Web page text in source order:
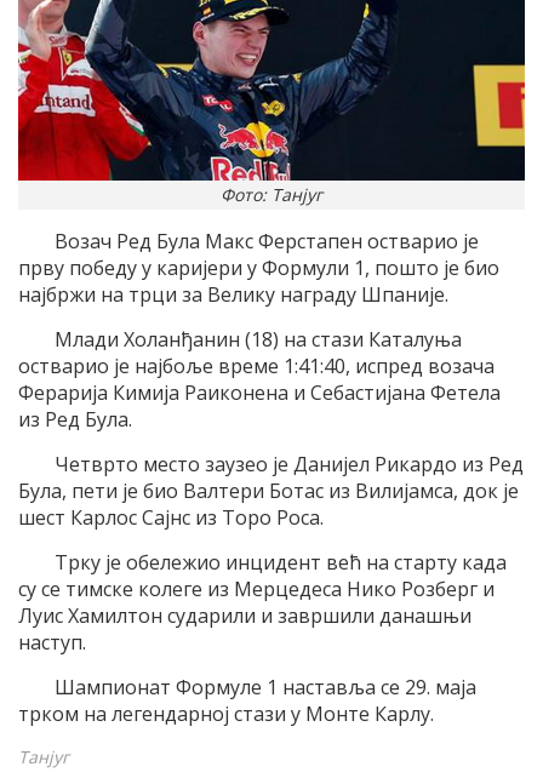
Фото: Танјуг
Возач Ред Була Макс Ферстапен остварио је
прву победу у каријери у Формули 1, пошто је био
најбржи на трци за Велику награду Шпаније.
Млади Холанђанин (18) на стази Каталуња
остварио је најбоље време 1:41:40, испред возача
Ферарија Кимија Раиконена и Себастијана Фетела
из Ред Була.
Четврто место заузео је Данијел Рикардо из Ред
Була, пети је био Валтери Ботас из Вилијамса, док је
шест Карлос Сајнс из Торо Роса.
Трку је обележио инцидент већ на старту када
су се тимске колеге из Мерцедеса Нико Розберг и
Луис Хамилтон сударили и завршили данашњи
наступ.
Шампионат Формуле 1 наставља се 29. маја
трком на легендарној стази у Монте Карлу.
Танјуг